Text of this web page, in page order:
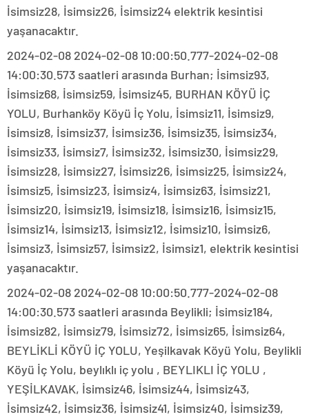
İsimsiz28, İsimsiz26, İsimsiz24 elektrik kesintisi
yaşanacaktır.
2024-02-08 2024-02-08 10:00:50.777-2024-02-08
14:00:30.573 saatleri arasında Burhan; İsimsiz93,
İsimsiz68, İsimsiz59, İsimsiz45, BURHAN KÖYÜ İÇ
YOLU, Burhanköy Köyü İç Yolu, İsimsiz11, İsimsiz9,
İsimsiz8, İsimsiz37, İsimsiz36, İsimsiz35, İsimsiz34,
İsimsiz33, İsimsiz7, İsimsiz32, İsimsiz30, İsimsiz29,
İsimsiz28, İsimsiz27, İsimsiz26, İsimsiz25, İsimsiz24,
İsimsiz5, İsimsiz23, İsimsiz4, İsimsiz63, İsimsiz21,
İsimsiz20, İsimsiz19, İsimsiz18, İsimsiz16, İsimsiz15,
İsimsiz14, İsimsiz13, İsimsiz12, İsimsiz10, İsimsiz6,
İsimsiz3, İsimsiz57, İsimsiz2, İsimsiz1, elektrik kesintisi
yaşanacaktır.
2024-02-08 2024-02-08 10:00:50.777-2024-02-08
14:00:30.573 saatleri arasında Beylikli; İsimsiz184,
İsimsiz82, İsimsiz79, İsimsiz72, İsimsiz65, İsimsiz64,
BEYLİKLİ KÖYÜ İÇ YOLU, Yeşilkavak Köyü Yolu, Beylikli
Köyü İç Yolu, beylıklı iç yolu , BEYLIKLI İÇ YOLU ,
YEŞİLKAVAK, İsimsiz46, İsimsiz44, İsimsiz43,
İsimsiz42, İsimsiz36, İsimsiz41, İsimsiz40, İsimsiz39,